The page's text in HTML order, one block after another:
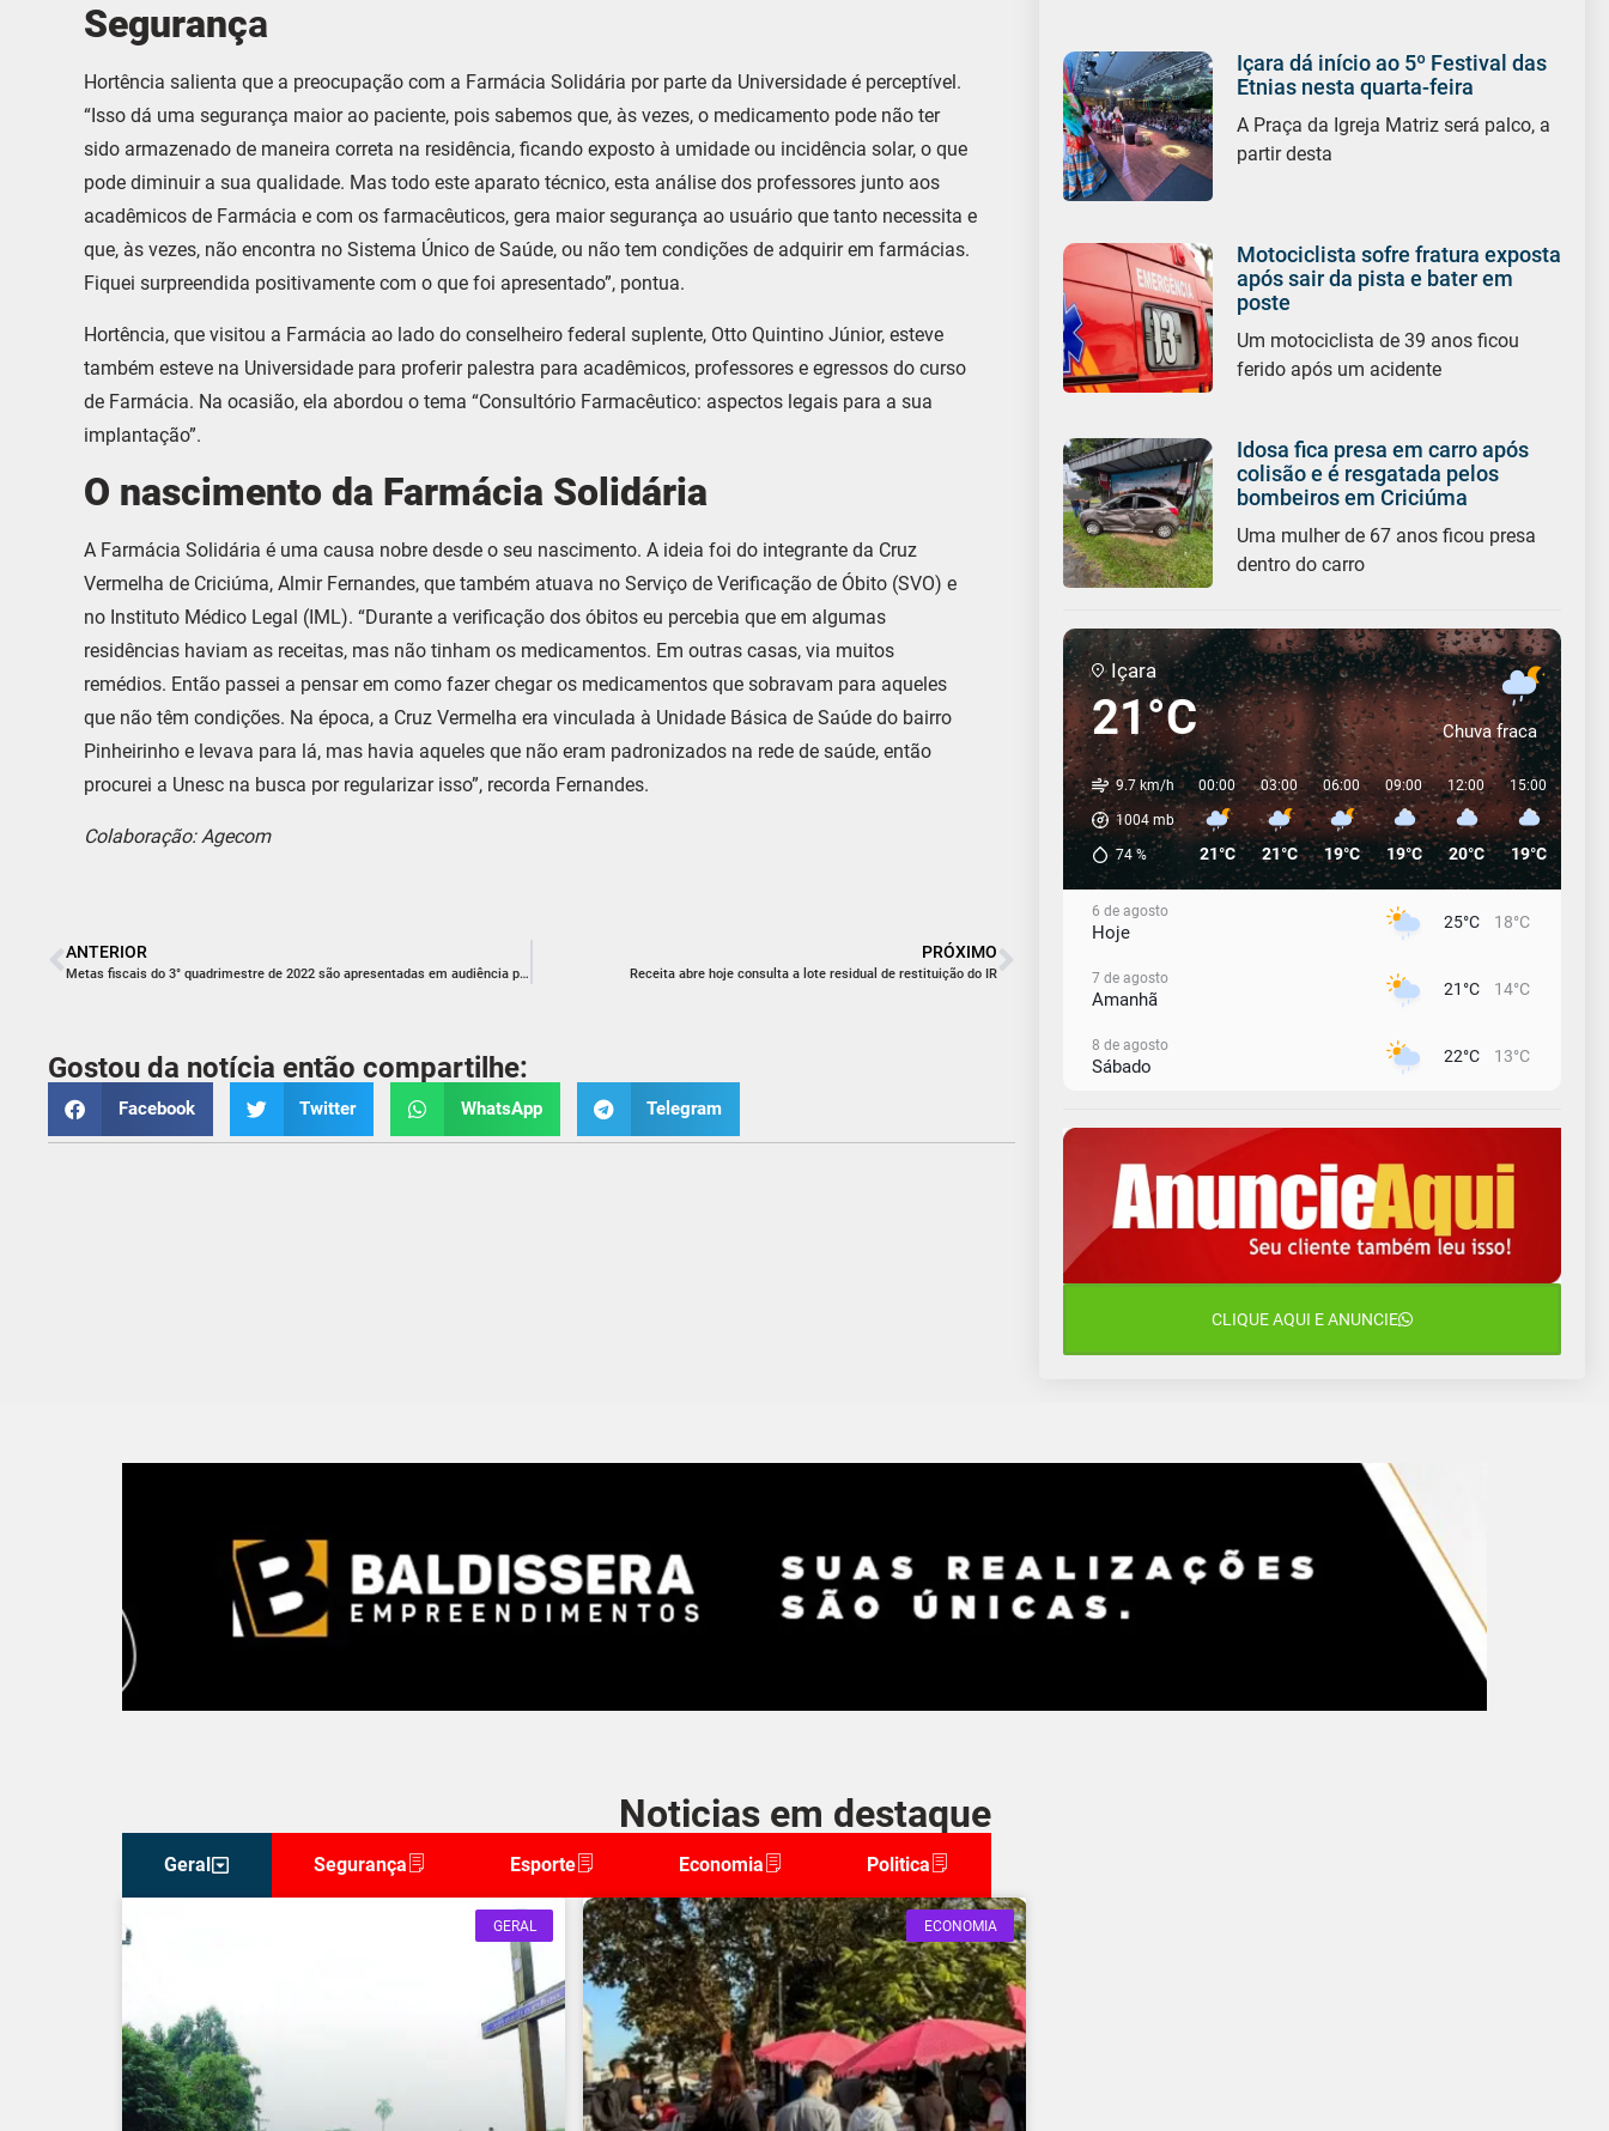
Segurança
Hortência salienta que a preocupação com a Farmácia Solidária por parte da Universidade é perceptível.
“Isso dá uma segurança maior ao paciente, pois sabemos que, às vezes, o medicamento pode não ter
sido armazenado de maneira correta na residência, ficando exposto à umidade ou incidência solar, o que
pode diminuir a sua qualidade. Mas todo este aparato técnico, esta análise dos professores junto aos
acadêmicos de Farmácia e com os farmacêuticos, gera maior segurança ao usuário que tanto necessita e
que, às vezes, não encontra no Sistema Único de Saúde, ou não tem condições de adquirir em farmácias.
Fiquei surpreendida positivamente com o que foi apresentado”, pontua.
Hortência, que visitou a Farmácia ao lado do conselheiro federal suplente, Otto Quintino Júnior, esteve
também esteve na Universidade para proferir palestra para acadêmicos, professores e egressos do curso
de Farmácia. Na ocasião, ela abordou o tema “Consultório Farmacêutico: aspectos legais para a sua
implantação”.
O nascimento da Farmácia Solidária
A Farmácia Solidária é uma causa nobre desde o seu nascimento. A ideia foi do integrante da Cruz
Vermelha de Criciúma, Almir Fernandes, que também atuava no Serviço de Verificação de Óbito (SVO) e
no Instituto Médico Legal (IML). “Durante a verificação dos óbitos eu percebia que em algumas
residências haviam as receitas, mas não tinham os medicamentos. Em outras casas, via muitos
remédios. Então passei a pensar em como fazer chegar os medicamentos que sobravam para aqueles
que não têm condições. Na época, a Cruz Vermelha era vinculada à Unidade Básica de Saúde do bairro
Pinheirinho e levava para lá, mas havia aqueles que não eram padronizados na rede de saúde, então
procurei a Unesc na busca por regularizar isso”, recorda Fernandes.
Colaboração: Agecom
ANTERIOR
Metas fiscais do 3° quadrimestre de 2022 são apresentadas em audiência pública
PRÓXIMO
Receita abre hoje consulta a lote residual de restituição do IR
Gostou da notícia então compartilhe:
Facebook Twitter WhatsApp Telegram
Içara dá início ao 5º Festival das
Etnias nesta quarta-feira
A Praça da Igreja Matriz será palco, a
partir desta
Motociclista sofre fratura exposta
após sair da pista e bater em
poste
Um motociclista de 39 anos ficou
ferido após um acidente
Idosa fica presa em carro após
colisão e é resgatada pelos
bombeiros em Criciúma
Uma mulher de 67 anos ficou presa
dentro do carro
Içara
21°C Chuva fraca
9.7 km/h
1004mb
74%
00:00
21°C
03:00
21°C
06:00
19°C
09:00
19°C
12:00
20°C
15:00
19°C
6 de agosto
Hoje 25°C 18°C
7 de agosto
Amanhã 21°C 14°C
8 de agosto
Sábado 22°C 13°C
Domingo
10 de agosto
Segunda-Feira
11 de agosto
15°C 9°C
CLIQUE AQUI E ANUNCIE
Noticias em destaque
Geral Segurança Esporte Economia Politica
GERAL ECONOMIA